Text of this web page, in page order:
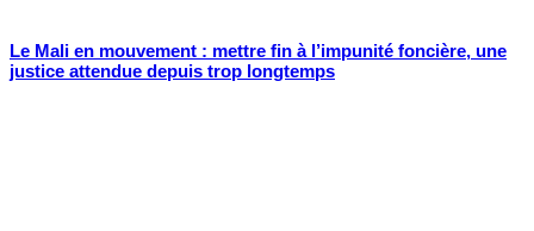
Le Mali en mouvement : mettre fin à l’impunité foncière, une
justice attendue depuis trop longtemps